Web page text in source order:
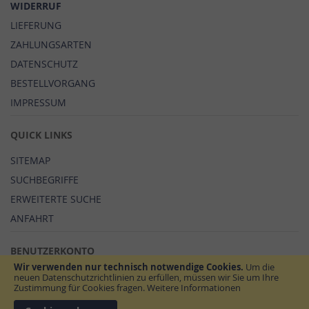
Wir verwenden nur technisch notwendige Cookies. Um die
neuen Datenschutzrichtlinien zu erfüllen, müssen wir Sie um Ihre
Zustimmung für Cookies fragen.Weitere Informationen
WIDERRUF
LIEFERUNG
ZAHLUNGSARTEN
DATENSCHUTZ
BESTELLVORGANG
IMPRESSUM
QUICK LINKS
SITEMAP
SUCHBEGRIFFE
ERWEITERTE SUCHE
ANFAHRT
BENUTZERKONTO
MEIN BENUTZERKONTO